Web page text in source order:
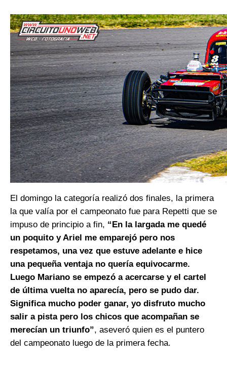
El domingo la categoría realizó dos finales, la primera
la que valía por el campeonato fue para Repetti que se
impuso de principio a fin, “En la largada me quedé
un poquito y Ariel me emparejó pero nos
respetamos, una vez que estuve adelante e hice
una pequeña ventaja no quería equivocarme.
Luego Mariano se empezó a acercarse y el cartel
de última vuelta no aparecía, pero se pudo dar.
Significa mucho poder ganar, yo disfruto mucho
salir a pista pero los chicos que acompañan se
merecían un triunfo”, aseveró quien es el puntero
del campeonato luego de la primera fecha.